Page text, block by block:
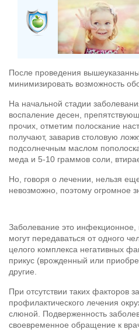
После проведения
минимизировать возможность
На начальной стадии
воспаление десен,
прочих, отметим полоскание
получают, заварив столовую
подсолнечным маслом
меда и 5-10 граммов соли,
Но, говоря о лечении, нельзя
невозможно, поэтому огромное
Заболевание это
могут передаваться от одного
целого комплекса негативных
прикус (врожденный или
другие.
При отсутствии таких факторов
профилактического лечения
слюной. Подверженность
своевременное обращение к